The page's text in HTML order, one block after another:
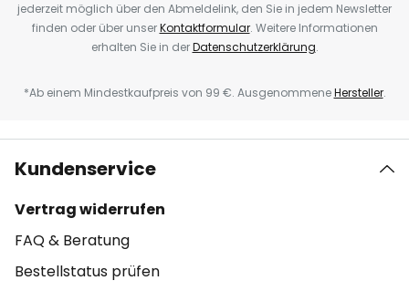
jederzeit möglich über den Abmeldelink, den Sie in jedem Newsletter
finden oder über unserKontaktformular. Weitere Informationen
erhalten Sie in derDatenschutzerklärung.
*Ab einem Mindestkaufpreis von 99 €. AusgenommeneHersteller.
Kundenservice
Vertrag widerrufen
FAQ & Beratung
Bestellstatus prüfen